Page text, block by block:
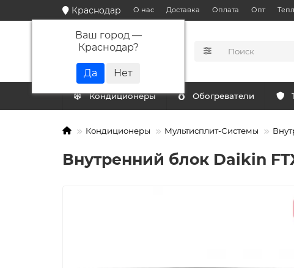
Краснодар
Ваш город —
Краснодар?
О нас Доставка Оплата Опт
КАТАЛОГ
Кондиционеры Обогреватели
Кондиционеры Мультисплит-Системы
Внутренний блок Daikin